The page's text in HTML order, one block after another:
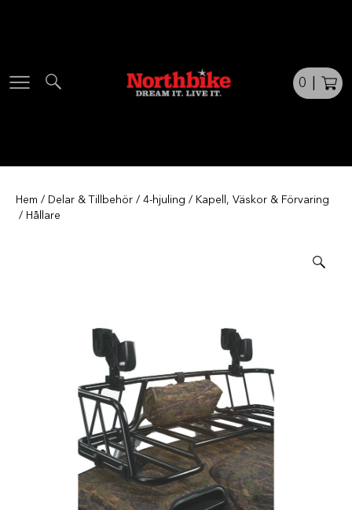
0
Hem / Delar & Tillbehör / 4-hjuling / Kapell, Väskor & Förvaring
/ Hållare